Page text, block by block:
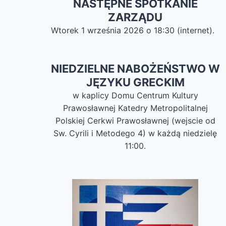
NASTĘPNE SPOTKANIE
ZARZĄDU
Wtorek 1 września 2026 o 18:30 (internet).
NIEDZIELNE NABOŻEŃSTWO W
JĘZYKU GRECKIM
w kaplicy Domu Centrum Kultury
Prawosławnej Katedry Metropolitalnej
Polskiej Cerkwi Prawosławnej (wejscie od
Sw. Cyrili i Metodego 4) w każdą niedzielę
11:00.